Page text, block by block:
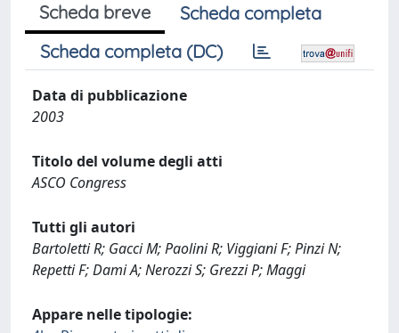
Scheda breve
Scheda completa
Scheda completa (DC)
Data di pubblicazione
2003
Titolo del volume degli atti
ASCO Congress
Tutti gli autori
Bartoletti R; Gacci M; Paolini R; Viggiani F; Pinzi N;
Repetti F; Dami A; Nerozzi S; Grezzi P; Maggi
Appare nelle tipologie: